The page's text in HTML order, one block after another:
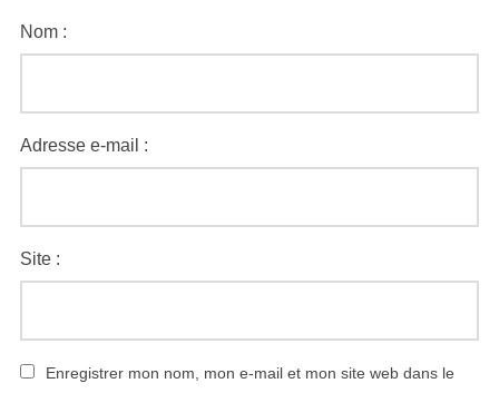
Nom :
Adresse e-mail :
Site :
Enregistrer mon nom, mon e-mail et mon site web dans le